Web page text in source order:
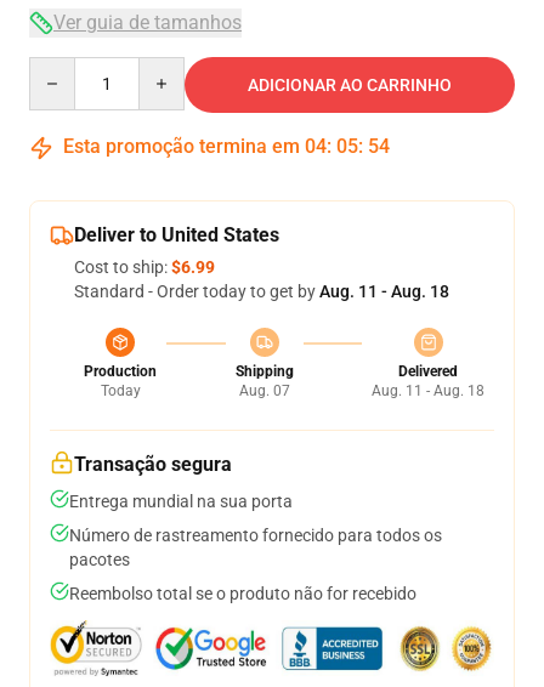
Ver guia de tamanhos
ADICIONAR AO CARRINHO
Esta promoção termina em 04: 05: 54
Deliver to United States
Cost to ship:$6.99
Standard - Order today to get byAug. 11 - Aug. 18
Production
Today
Shipping
Aug. 07
Delivered
Aug. 11 - Aug. 18
Transação segura
Entrega mundial na sua porta
Número de rastreamento fornecido para todos os
pacotes
Reembolso total se o produto não for recebido